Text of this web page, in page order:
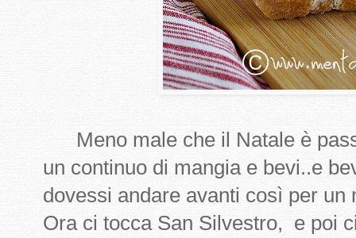
Meno male che il Natale è
un continuo di mangia e bevi..e
dovessi andare avanti così per
Ora ci tocca San Silvestro, e poi